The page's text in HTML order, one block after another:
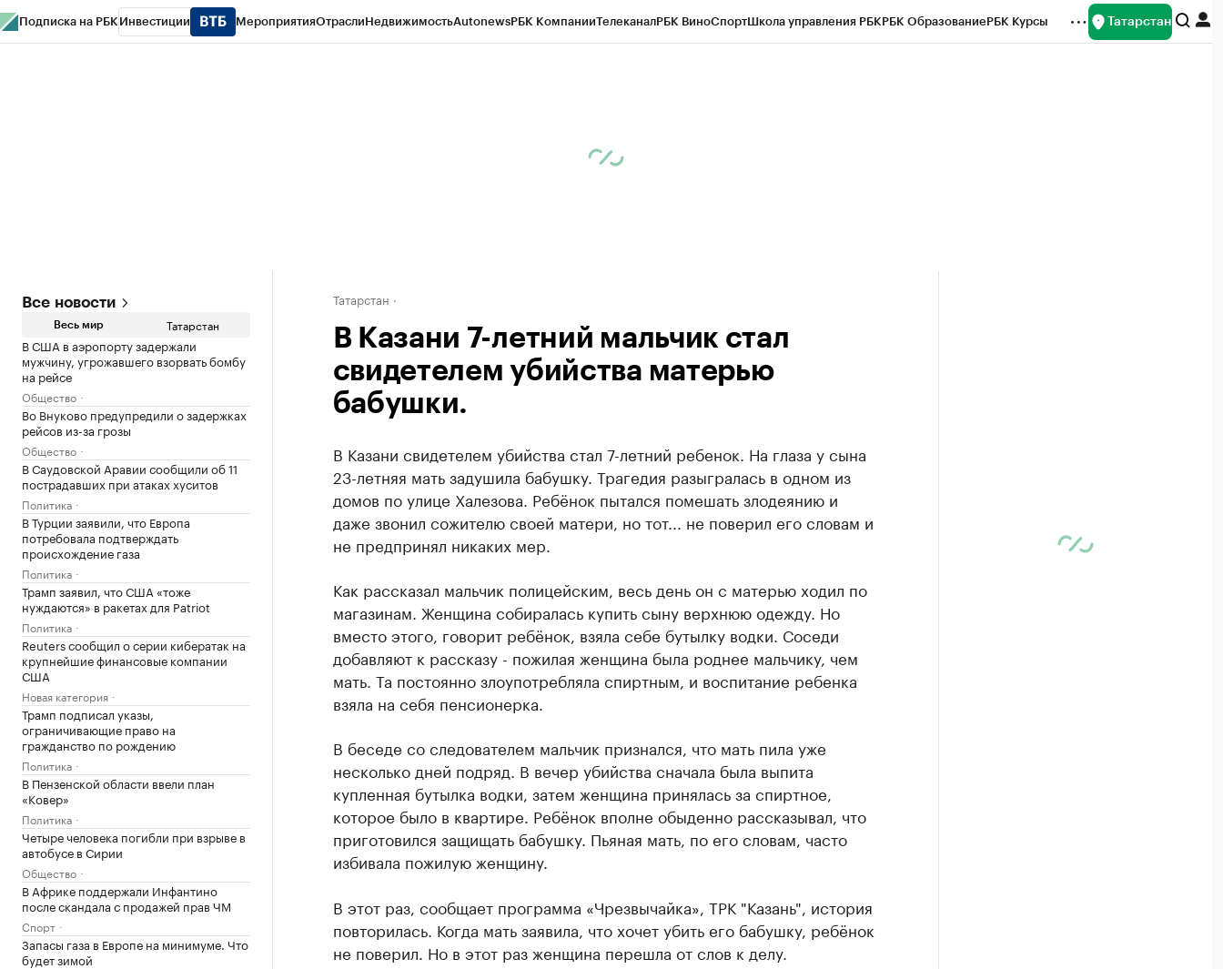
Подписка на РБК Инвестиции МероприятияОтраслиНедвижимостьAutonewsРБК КомпанииТелеканалРБК ВиноСпортШкола управления РБКРБК ОбразованиеРБК Курсы Татарстан
Все новости
Весь мир Татарстан
В США в аэропорту задержали
мужчину, угрожавшего взорвать бомбу
на рейсе
Общество
Во Внуково предупредили о задержках
рейсов из-за грозы
Общество
В Саудовской Аравии сообщили об 11
пострадавших при атаках хуситов
Политика
В Турции заявили, что Европа
потребовала подтверждать
происхождение газа
Политика
Трамп заявил, что США «тоже
нуждаются» в ракетах для Patriot
Политика
Reuters сообщил о серии кибератак на
крупнейшие финансовые компании
США
Новая категория
Трамп подписал указы,
ограничивающие право на
гражданство по рождению
Политика
В Пензенской области ввели план
«Ковер»
Политика
Четыре человека погибли при взрыве в
автобусе в Сирии
Общество
В Африке поддержали Инфантино
после скандала с продажей прав ЧМ
Спорт
Запасы газа в Европе на минимуме. Что
будет зимой
Татарстан
В Казани 7-летний мальчик стал
свидетелем убийства матерью
бабушки.
В Казани свидетелем убийства стал 7-летний ребенок. На глаза у сына
23-летняя мать задушила бабушку. Трагедия разыгралась в одном из
домов по улице Халезова. Ребёнок пытался помешать злодеянию и
даже звонил сожителю своей матери, но тот... не поверил его словам и
не предпринял никаких мер.
Как рассказал мальчик полицейским, весь день он с матерью ходил по
магазинам. Женщина собиралась купить сыну верхнюю одежду. Но
вместо этого, говорит ребёнок, взяла себе бутылку водки. Соседи
добавляют к рассказу - пожилая женщина была роднее мальчику, чем
мать. Та постоянно злоупотребляла спиртным, и воспитание ребенка
взяла на себя пенсионерка.
В беседе со следователем мальчик признался, что мать пила уже
несколько дней подряд. В вечер убийства сначала была выпита
купленная бутылка водки, затем женщина принялась за спиртное,
которое было в квартире. Ребёнок вполне обыденно рассказывал, что
приготовился защищать бабушку. Пьяная мать, по его словам, часто
избивала пожилую женщину.
В этот раз, сообщает программа «Чрезвычайка», ТРК "Казань", история
повторилась. Когда мать заявила, что хочет убить его бабушку, ребёнок
не поверил. Но в этот раз женщина перешла от слов к делу.